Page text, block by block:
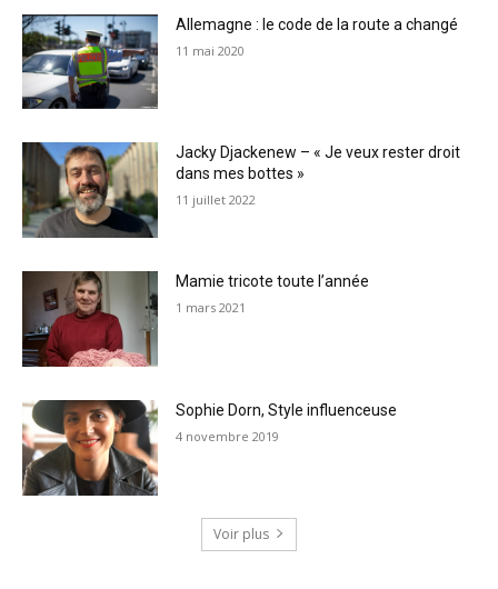
Allemagne : le code de la route a changé
11 mai 2020
Jacky Djackenew – « Je veux rester droit
dans mes bottes »
11 juillet 2022
Mamie tricote toute l’année
1 mars 2021
Sophie Dorn, Style influenceuse
4 novembre 2019
Voir plus